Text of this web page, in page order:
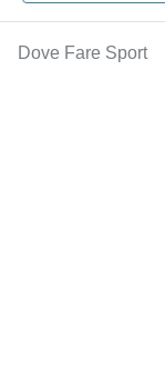
Dove Fare Sport